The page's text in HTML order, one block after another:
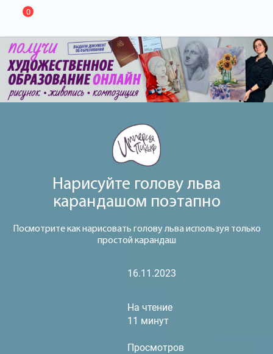
0
Нарисуйте голову льва
карандашом поэтапно
Посмотрите как нарисовать голову льва используя только
простой карандаш
16.11.2023
На чтение
11 минут
Просмотров